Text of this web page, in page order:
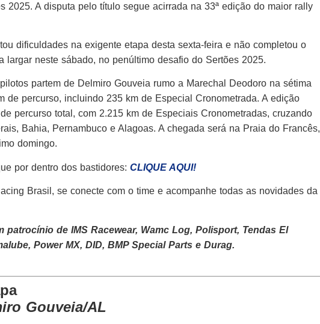
2025. A disputa pelo título segue acirrada na 33ª edição do maior rally
dificuldades na exigente etapa desta sexta-feira e não completou o
largar neste sábado, no penúltimo desafio do Sertões 2025.
partem de Delmiro Gouveia rumo a Marechal Deodoro na sétima
de percurso, incluindo 235 km de Especial Cronometrada. A edição
percurso total, com 2.215 km de Especiais Cronometradas, cruzando
Bahia, Pernambuco e Alagoas. A chegada será na Praia do Francês,
domingo.
por dentro dos bastidores: CLIQUE AQUI!
Brasil, se conecte com o time e acompanhe todas as novidades da
patrocínio de IMS Racewear, Wamc Log, Polisport, Tendas El
Power MX, DID, BMP Special Parts e Durag.
Gouveia/AL